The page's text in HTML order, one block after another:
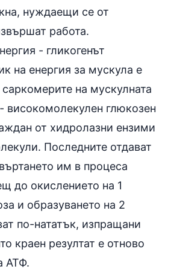
нуждаещи се от
работа.
- гликогенът
на енергия за мускула е
на мускулната
високомолекулен глюкозен
от хидролазни ензими
Последните отдават
им в процеса
до окислението на 1
и образуването на 2
по-нататък, изпращани
краен резултат е отново
АТФ.